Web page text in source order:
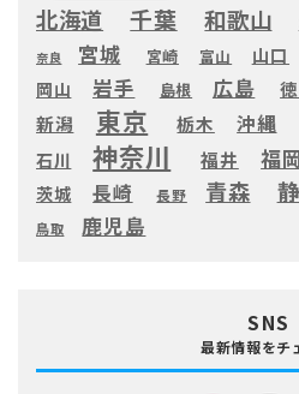
北海道 千葉 和歌山
奈良 宮城 宮崎 富山 山口
岡山
岩手 島根 広島
新潟 東京 栃木 沖縄
石川
神奈川 福井 福岡
茨城 長崎 長野 青森
鳥取 鹿児島
SNS
最新情報をチ